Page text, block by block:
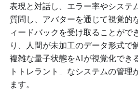
表現と対話し、エラー率やシステ
質問し、アバターを通じて視覚的
ィードバックを受け取ることがで
り、人間が未加工のデータ形式で
複雑な量子状態をAIが視覚化でき
トトレラント」なシステムの管理
ます。